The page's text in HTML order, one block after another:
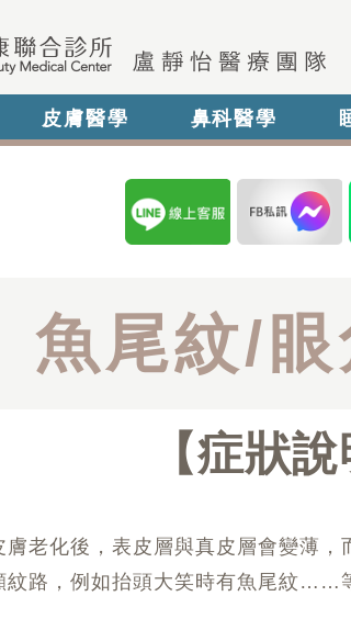
皮膚醫學 鼻科醫學
魚尾紋/
症狀說
老化後，表皮層與真皮層會變薄
紋路，例如抬頭大笑時有魚尾紋……